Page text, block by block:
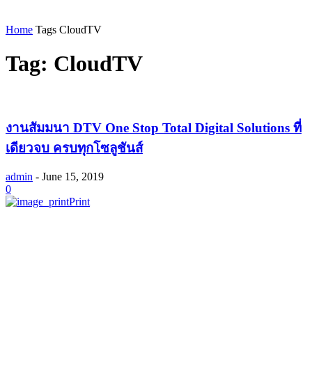
Home Tags CloudTV
Tag: CloudTV
งานสัมมนา DTV One Stop Total Digital Solutions ที่
เดียวจบ ครบทุกโซลูชันส์
admin - June 15, 2019
0
Print